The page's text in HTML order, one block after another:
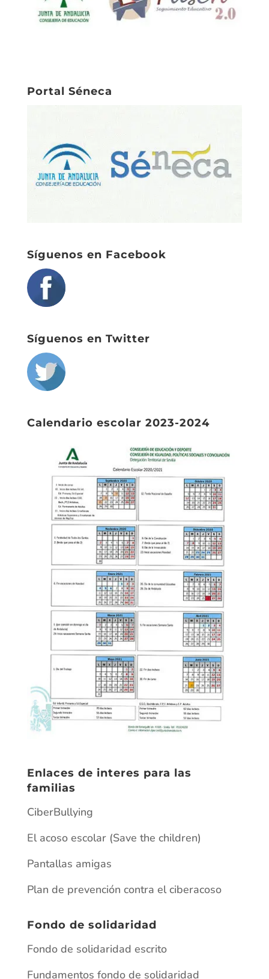
Portal Séneca
Síguenos en Facebook
Síguenos en Twitter
Calendario escolar 2023-2024
Enlaces de interes para las
familias
CiberBullying
El acoso escolar (Save the children)
Pantallas amigas
Plan de prevención contra el ciberacoso
Fondo de solidaridad
Fondo de solidaridad escrito
Fundamentos fondo de solidaridad